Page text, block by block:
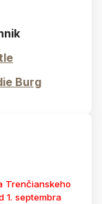
Burg
Trenčianskeho
1. septembra